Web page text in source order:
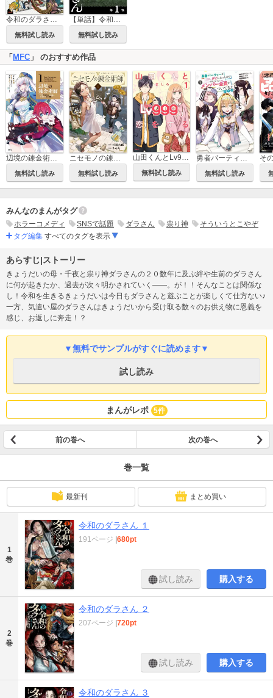
令和のダラさん公式ファンブック
無料試し読み
【単話】令和のダラさん
無料試し読み
「 MFC 」 のおすすめ作品
無料試し読み 無料試し読み
山田くんとLv999の恋をする
無料試し読み 無料試し読み
みんなのまんがタグ
ホラーコメディ SNSで話題 ダラさん 祟り神
そういうとこやぞ
タグ編集 すべてのタグを表示
あらすじ|ストーリー
きょうだいの母・千夜と祟り神ダラさんの２０数年に及ぶ絆や生前のダラさん
に何が起きたか、過去が次々明かされていく――。が！！そんなことは関係な
し！令和を生きるきょうだいは今日もダラさんと遊ぶことが楽しくて仕方ない♪
一方、気遣い屋のダラさんはきょうだいから受け取る数々のお供え物に恩義を
感じ、お返しに奔走！？
▼無料でサンプルがすぐに読めます▼
試し読み
まんがレポ 5件
前の巻へ 次の巻へ
巻一覧
最新刊 まとめ買い
1
巻
令和のダラさん １
191ページ |680pt
試し読み 購入する
2
巻
令和のダラさん ２
207ページ |720pt
試し読み 購入する
令和のダラさん ３